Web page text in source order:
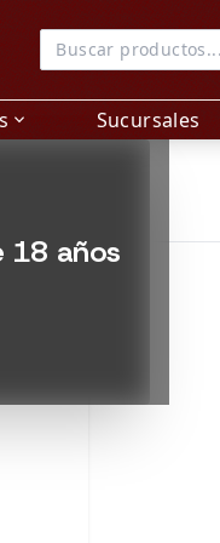
expand_more Sucursales
18 años